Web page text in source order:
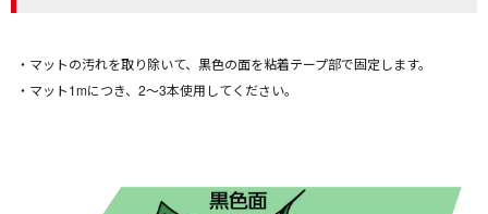
・マットの汚れを取り除いて、黒色の面を粘着テープ部で固定します。
・マット1mにつき、2〜3本使用してください。